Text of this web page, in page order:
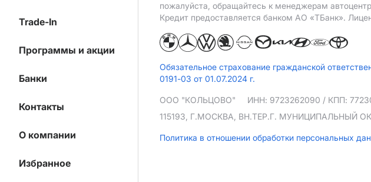
Trade-In
Программы и акции
Банки
Контакты
О компании
Избранное
пожалуйста, обращайтесь к менеджерам
Кредит предоставляется банком АO «ТБанк».
Обязательное страхование гражданской
0191-03 от 01.07.2024 г.
ООО "КОЛЬЦОВО" ИНН: 9723262090 / КПП:
115193, Г.МОСКВА, ВН.ТЕР.Г. МУНИЦИПАЛЬНЫЙ
Политика в отношении обработки персональных